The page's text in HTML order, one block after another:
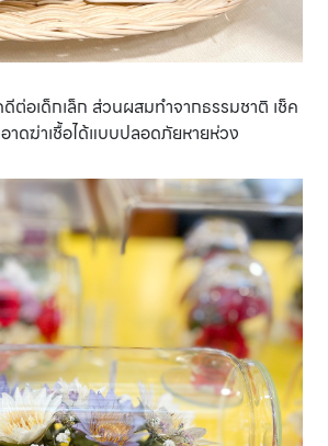
ต่อเด็กเล็ก ส่วนผสมทำจากธรรมชาติ เช็ค
าดฆ่าเชื้อได้แบบปลอดภัยหายห่วง